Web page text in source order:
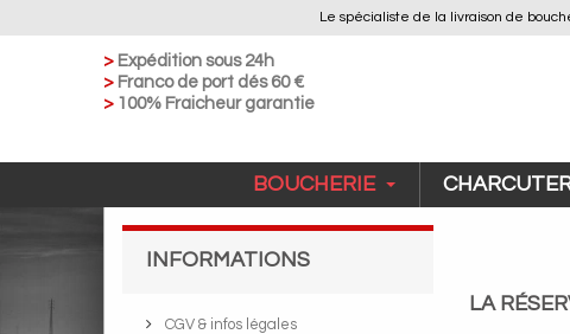
Le spécialiste de la livraison de
> Expédition sous 24h
> Franco de port dés 60 €
> 100% Fraicheur garantie
BOUCHERIE
INFORMATIONS
CGV & infos légales
LA